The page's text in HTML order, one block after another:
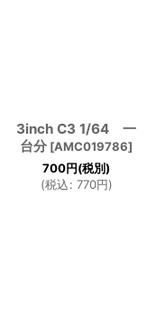
3inch C3 1/64 一
台分 [AMC019786]
700円(税別)
(税込: 770円)